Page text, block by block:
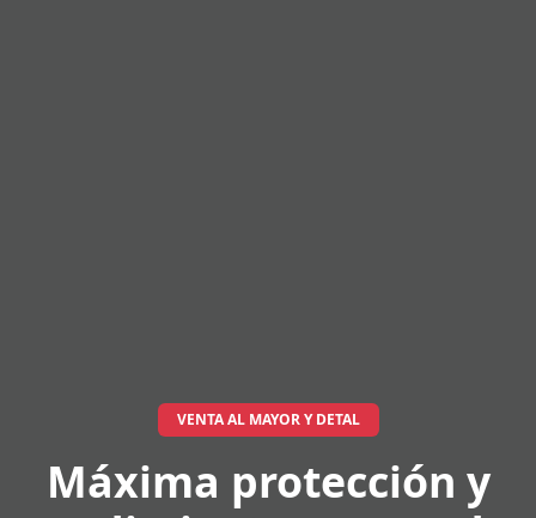
VENTA AL MAYOR Y DETAL
Máxima protección y